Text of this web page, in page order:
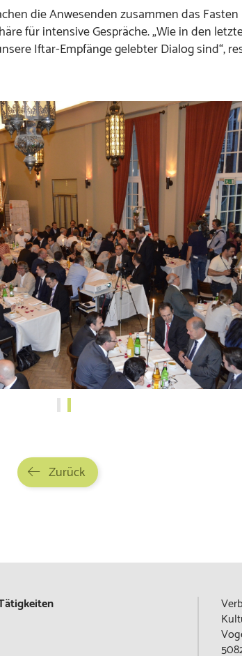
die Anwesenden zusammen das
für intensive Gespräche. „Wie in den
Iftar-Empfänge gelebter Dialog sind“,
Zurück